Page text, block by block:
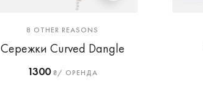
8 OTHER REASONS
Сережки Curved Dangle
1300₴/ ОРЕНДА